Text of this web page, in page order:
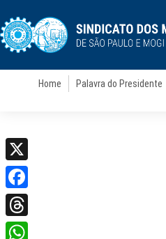
Home Palavra do Presidente
X
Facebook
Threads